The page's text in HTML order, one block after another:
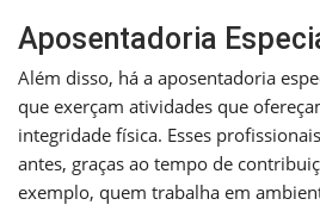
Aposentadoria
Além disso, há a aposentadoria
que exerçam atividades que
integridade física. Esses
antes, graças ao tempo de
exemplo, quem trabalha em